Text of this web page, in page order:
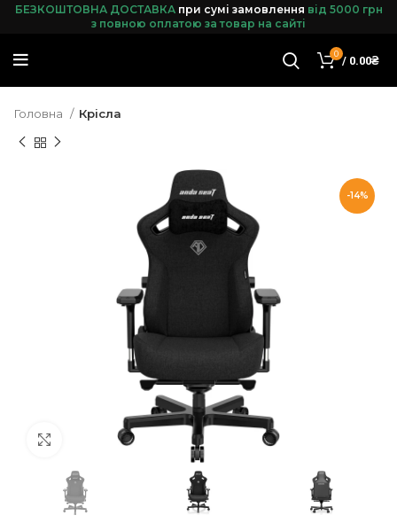
БЕЗКОШТОВНА ДОСТАВКАпри сумі замовлення від 5000 грн
з повною оплатою за товар на сайті
0 / 0.00₴
Головна Крісла
-14%
Натисніть, щоб збільшити